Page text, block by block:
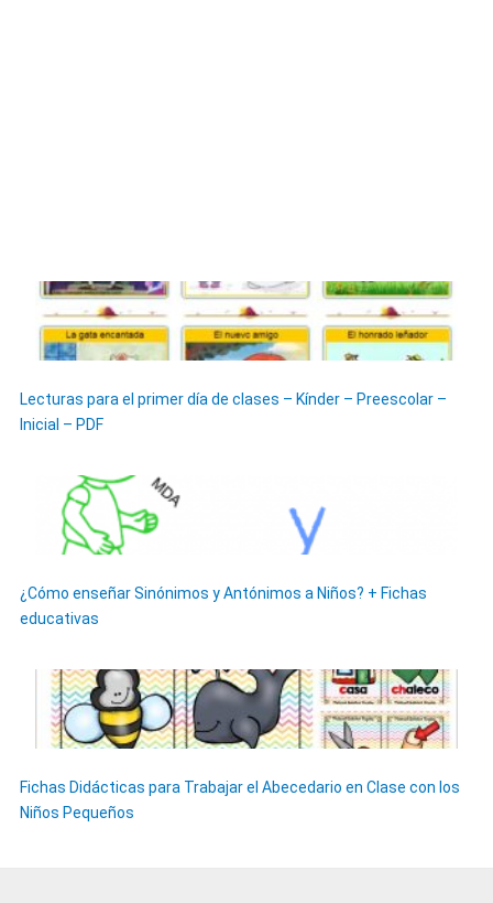
Lecturas para el primer día de clases – Kínder – Preescolar –
Inicial – PDF
¿Cómo enseñar Sinónimos y Antónimos a Niños? + Fichas
educativas
Fichas Didácticas para Trabajar el Abecedario en Clase con los
Niños Pequeños